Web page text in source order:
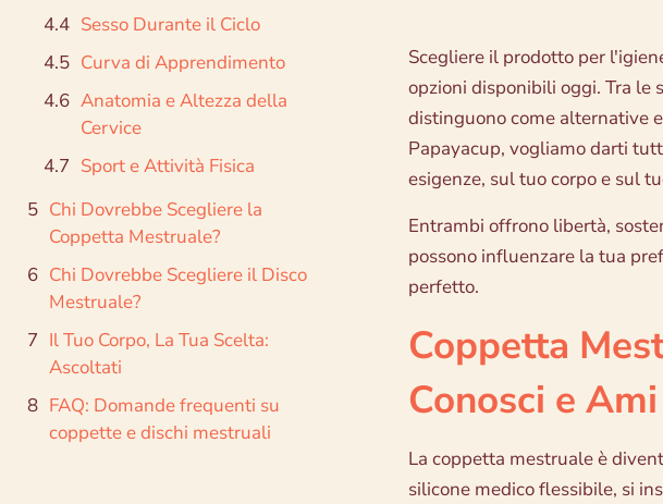
Sesso Durante il Ciclo
Curva di Apprendimento
Anatomia e Altezza della
Cervice
Sport e Attività Fisica
Chi Dovrebbe Scegliere la
Coppetta Mestruale?
Chi Dovrebbe Scegliere il Disco
Mestruale?
Il Tuo Corpo, La Tua Scelta:
Ascoltati
FAQ: Domande frequenti su
coppette e dischi mestruali
Scegliere il prodotto per
opzioni disponibili oggi. Tra le
distinguono come alternative
Papayacup, vogliamo darti
esigenze, sul tuo corpo e sul
Entrambi offrono libertà,
possono influenzare la tua
perfetto.
Coppetta
Conosci e Ami
La coppetta mestruale è
silicone medico flessibile, si